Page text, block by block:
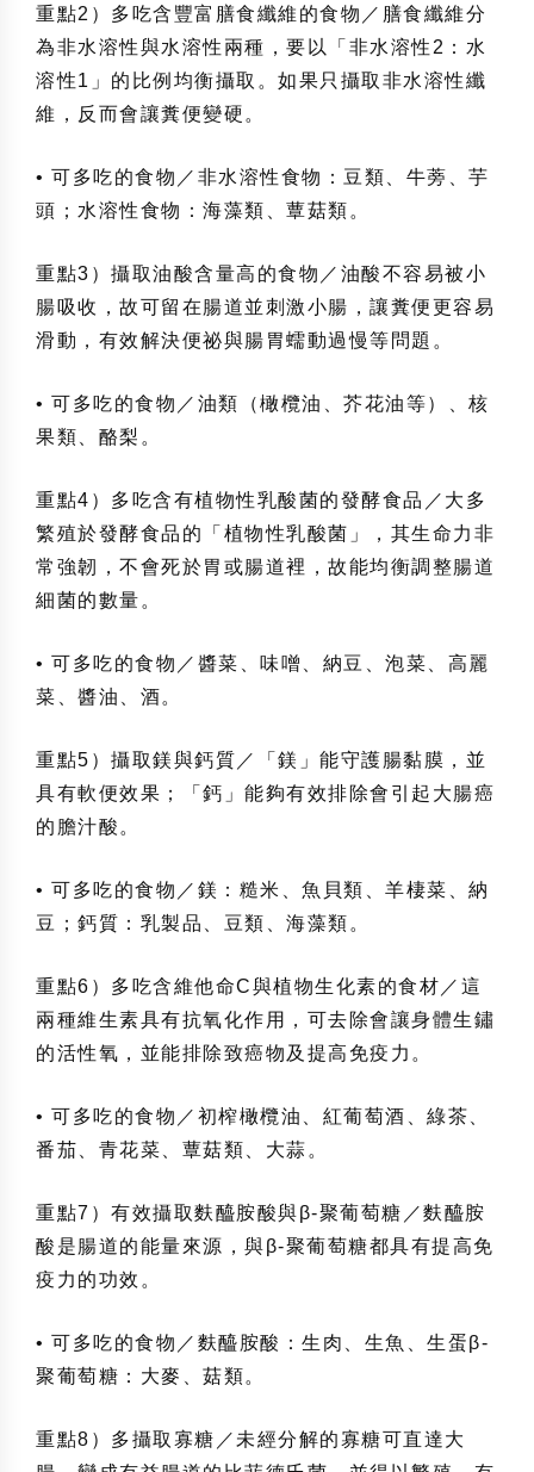
重點2）多吃含豐富膳食纖維的食物／膳食纖維分
為非水溶性與水溶性兩種，要以「非水溶性2：水
溶性1」的比例均衡攝取。如果只攝取非水溶性纖
維，反而會讓糞便變硬。
• 可多吃的食物／非水溶性食物：豆類、牛蒡、芋
頭；水溶性食物：海藻類、蕈菇類。
重點3）攝取油酸含量高的食物／油酸不容易被小
腸吸收，故可留在腸道並刺激小腸，讓糞便更容易
滑動，有效解決便祕與腸胃蠕動過慢等問題。
• 可多吃的食物／油類（橄欖油、芥花油等）、核
果類、酪梨。
重點4）多吃含有植物性乳酸菌的發酵食品／大多
繁殖於發酵食品的「植物性乳酸菌」，其生命力非
常強韌，不會死於胃或腸道裡，故能均衡調整腸道
細菌的數量。
• 可多吃的食物／醬菜、味噌、納豆、泡菜、高麗
菜、醬油、酒。
重點5）攝取鎂與鈣質／「鎂」能守護腸黏膜，並
具有軟便效果；「鈣」能夠有效排除會引起大腸癌
的膽汁酸。
• 可多吃的食物／鎂：糙米、魚貝類、羊棲菜、納
豆；鈣質：乳製品、豆類、海藻類。
重點6）多吃含維他命C與植物生化素的食材／這
兩種維生素具有抗氧化作用，可去除會讓身體生鏽
的活性氧，並能排除致癌物及提高免疫力。
• 可多吃的食物／初榨橄欖油、紅葡萄酒、綠茶、
番茄、青花菜、蕈菇類、大蒜。
重點7）有效攝取麩醯胺酸與β-聚葡萄糖／麩醯胺
酸是腸道的能量來源，與β-聚葡萄糖都具有提高免
疫力的功效。
• 可多吃的食物／麩醯胺酸：生肉、生魚、生蛋β-
聚葡萄糖：大麥、菇類。
重點8）多攝取寡糖／未經分解的寡糖可直達大